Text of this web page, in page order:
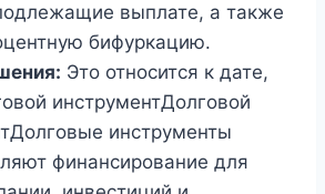
выплате, а также
бифуркацию.
Это относится к дате,
инструментДолговой
инструменты
финансирование для